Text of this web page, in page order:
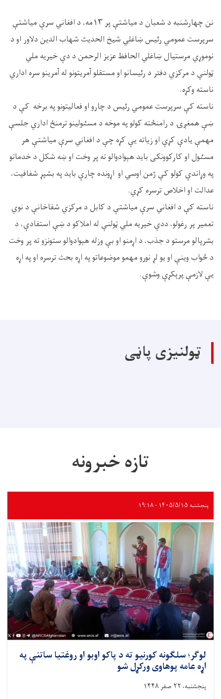
نن چهارشنبه د شعبان د میاشتې پر ١٣مه، د افغاني سرې میاشتې
سرپرست عمومي رئیس ښاغلي شیخ الحدیث شهاب الدین دلاور او د
نوموړي مرستیال ښاغلي الحافظ عزیز الرحمن د دې خیریه ملي
ټولنې د مرکزي دفتر د رئیسانو او مستقلو آمريتونو له آمرينو سره اداري
ناسته وکړه.
ناسته کې سرپرست عمومي رئیس د چارو او فعاليتونو په برخه کې د
ښې همغږۍ د رامنځته کولو په موخه د مسٸولينو ترمنځ اداري جلسې
مهمې يادې کړې او زياته يې کړه چې د افغاني سرې مياشتې هر
مسٸول او کارکوونکى بايد هېوادوالو ته پر وخت او ښه شکل د خدماتو
په وړاندې کولو کې ژمن اوسي او اړونده چارې بايد په بشپړ شفافيت،
عدالت او اخلاص ترسره کړي.
ناسته کې د افغاني سرې مياشتې د کابل د مرکزي شفاخانې د نوي
تعمير پر رغولو، ددې خيريه ملي ټولنې له املاکو د ښې استفادې، د
بشرپالو مرستو د جذب، د اړمنو او بې وزله هېوادوالو ستونزو ته پر وخت
د ځواب وينې او يو لړ نورو مهمو موضوعاتو په اړه بحث ترسره او په اړه
يې لازمې پرېکړې وشوې.
ټولنیزی پاڼی
تازه خبرونه
پنجشنبه ۱۴۰۵/۵/۱۵ - ۱۹:۱۸
لوګر؛ سلګونه کورنیو ته د پاکو اوبو او روغتیا ساتنې په
اړه عامه پوهاوی ورکړل شو
پنجشنبه، ۲۲ صفر ۱۴۴۸